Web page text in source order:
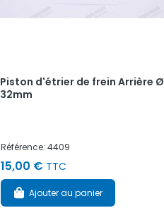
Piston d'étrier de frein Arrière Ø
32mm
Référence: 4409
15,00 € TTC
Ajouter au panier